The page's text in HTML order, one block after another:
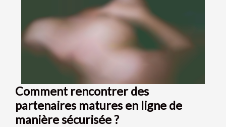
Comment rencontrer des
partenaires matures en ligne de
manière sécurisée ?